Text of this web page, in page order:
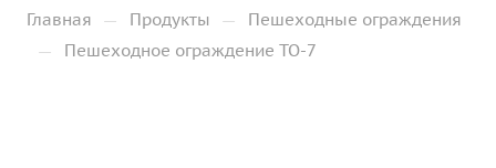
Главная — Продукты — Пешеходные ограждения
— Пешеходное ограждение ТО-7